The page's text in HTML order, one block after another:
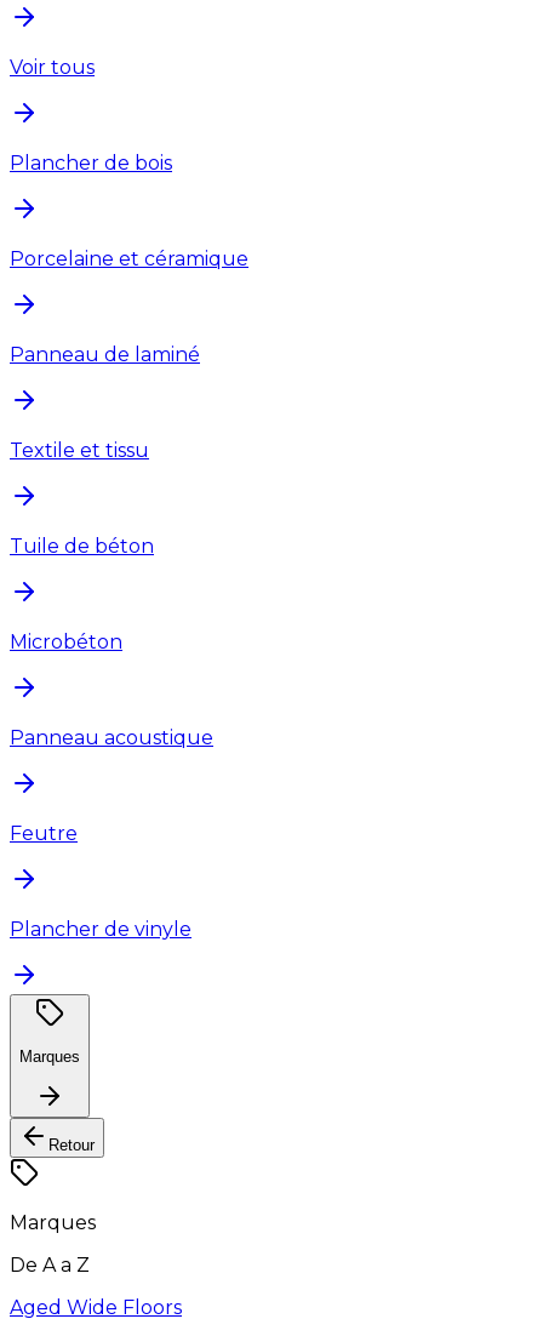
Voir tous
Plancher de bois
Porcelaine et céramique
Panneau de laminé
Textile et tissu
Tuile de béton
Microbéton
Panneau acoustique
Feutre
Plancher de vinyle
Marques
Retour
Marques
De A a Z
Aged Wide Floors